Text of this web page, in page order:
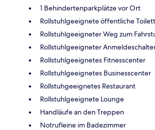
1 Behindertenparkplätze vor Ort
Rollstuhlgeeignete öffentliche
Rollstuhlgeeigneter Weg zum
Rollstuhlgeeigneter
Rollstuhlgeeignetes Fitnesscenter
Rollstuhlgeeignetes Businesscenter
Rollstuhgeeignetes Restaurant
Rollstuhlgeeignete Lounge
Handläufe an den Treppen
Notrufleine im Badezimmer